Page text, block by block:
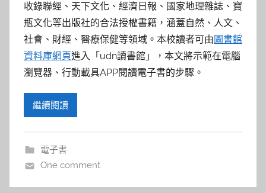
收錄聯經、天下文化、經濟日報、國家地理雜誌、寶
瓶文化等出版社的合法授權書籍，涵蓋自然、人文、
社會、財經、醫療保健等領域。本校讀者可由圖書館
資料庫網頁進入「udn讀書館」，本文將示範在電腦
瀏覽器、行動載具APP閱讀電子書的步驟。
繼續閱讀
電子書
One comment